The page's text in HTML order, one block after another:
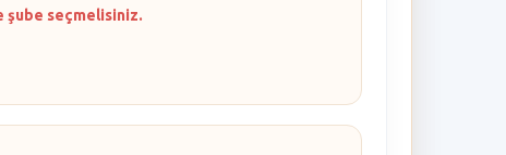
şube seçmelisiniz.